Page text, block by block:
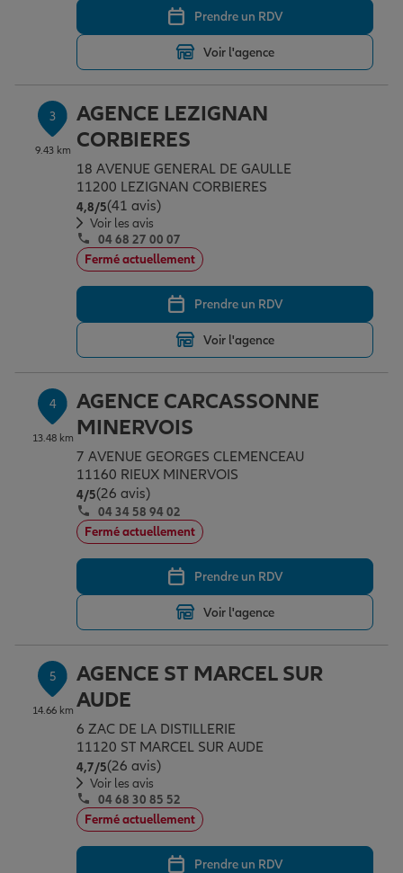
Garantie des accidents de la vie
Assurance scolaire
Protection juridique
Retraite
Tous nos devis d'assurance
Prendre un RDV
Voir l'agence
3
9.43 km
AGENCE LEZIGNAN
CORBIERES
18 AVENUE GENERAL DE GAULLE
11200 LEZIGNAN CORBIERES
4,8/5Note de 4.8 sur 5
(41 avis)
Voir les avis
04 68 27 00 07
Fermé actuellement
Prendre un RDV
Voir l'agence
4
13.48 km
AGENCE CARCASSONNE
MINERVOIS
7 AVENUE GEORGES CLEMENCEAU
11160 RIEUX MINERVOIS
4/5Note de 4 sur 5
(26 avis)
04 34 58 94 02
Fermé actuellement
Prendre un RDV
Voir l'agence
5
14.66 km
AGENCE ST MARCEL SUR
AUDE
6 ZAC DE LA DISTILLERIE
11120 ST MARCEL SUR AUDE
4,7/5Note de 4.7 sur 5
(26 avis)
Voir les avis
04 68 30 85 52
Fermé actuellement
Prendre un RDV